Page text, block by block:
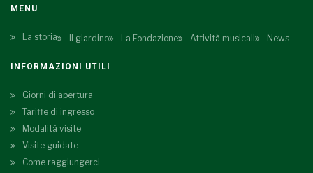
MENU
La storia Il giardino La Fondazione Attività musicali News
INFORMAZIONI UTILI
Giorni di apertura
Tariffe di ingresso
Modalità visite
Visite guidate
Come raggiungerci